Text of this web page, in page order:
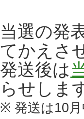
当選の発
てかえさ
発送後は
らせしま
※ 発送は10